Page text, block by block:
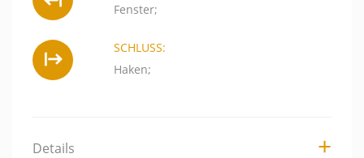
Fenster;
SCHLUSS:
Haken;
Details